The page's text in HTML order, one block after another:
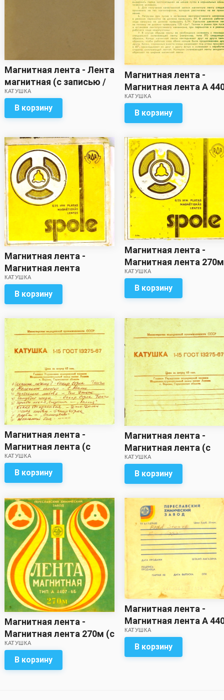
Магнитная лента - Лента
магнитная (с записью /
метраж неизвестен)
КАТУШКА
В корзину
Магнитная лента -
Магнитная лента А
6Б (с записью /
неизвестен)
КАТУШКА
В корзину
Магнитная лента -
Магнитная лента
(270м?) с записью
КАТУШКА
В корзину
Магнитная лента -
Магнитная лента
записью)
КАТУШКА
В корзину
Магнитная лента -
Магнитная лента (с
записью / метраж
неизвестен)
КАТУШКА
В корзину
Магнитная лента -
Магнитная лента (с
записью / метраж
неизвестен)
КАТУШКА
В корзину
Магнитная лента -
Магнитная лента 270м (с
записью)
КАТУШКА
В корзину
Магнитная лента -
Магнитная лента А
6Б (375 м. ?)с записью
КАТУШКА
В корзину